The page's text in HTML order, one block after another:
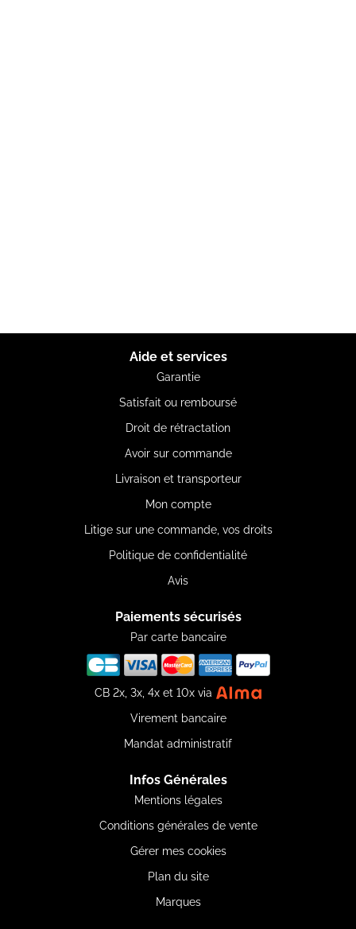
Aide et services
Garantie
Satisfait ou remboursé
Droit de rétractation
Avoir sur commande
Livraison et transporteur
Mon compte
Litige sur une commande, vos droits
Politique de confidentialité
Avis
Paiements sécurisés
Par carte bancaire
CB 2x, 3x, 4x et 10x via
Virement bancaire
Mandat administratif
Infos Générales
Mentions légales
Conditions générales de vente
Gérer mes cookies
Plan du site
Marques